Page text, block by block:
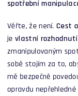
spotřební
Věřte, že není. Cest
je vlastní rozhodnutí
zmanipulovaným
sobě stojím za to,
mě bezpečně
opravdu